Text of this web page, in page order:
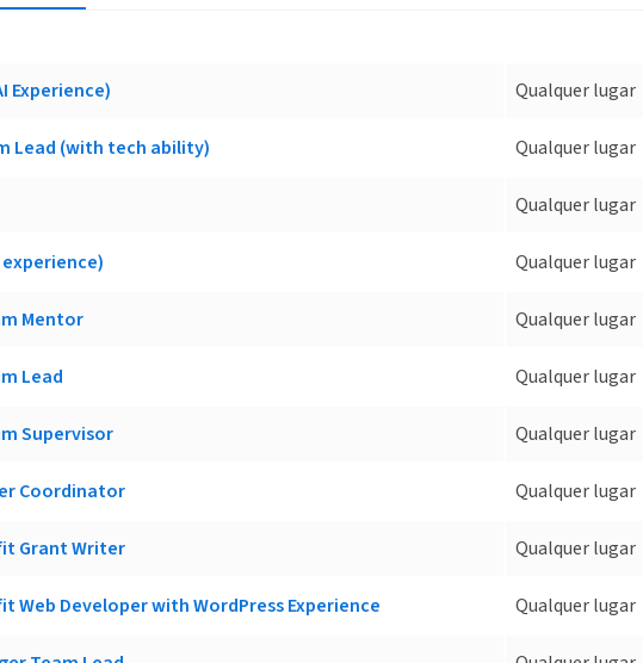
Experience) Qualquer lugar
Lead (with tech ability) Qualquer lugar
Qualquer lugar
Qualquer lugar
Mentor Qualquer lugar
Lead Qualquer lugar
Supervisor Qualquer lugar
Coordinator Qualquer lugar
Grant Writer Qualquer lugar
Web Developer with WordPress Experience Qualquer lugar